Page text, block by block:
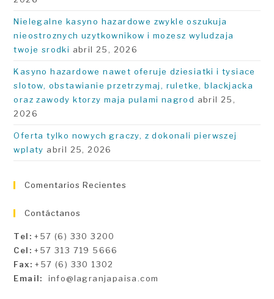
Nielegalne kasyno hazardowe zwykle oszukuja
nieostroznych uzytkownikow i mozesz wyludzaja
twoje srodki abril 25, 2026
Kasyno hazardowe nawet oferuje dziesiatki i tysiace
slotow, obstawianie przetrzymaj, ruletke, blackjacka
oraz zawody ktorzy maja pulami nagrod abril 25,
2026
Oferta tylko nowych graczy, z dokonali pierwszej
wplaty abril 25, 2026
Comentarios Recientes
Contáctanos
Tel: +57 (6) 330 3200
Cel: +57 313 719 5666
Fax: +57 (6) 330 1302
Email:
info@lagranjapaisa.com